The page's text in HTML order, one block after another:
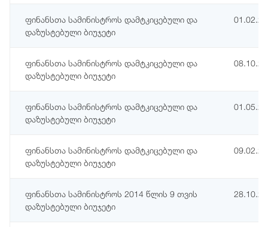
ფინანსთა სამინისტროს დამტკიცებული და
დაზუსტებული ბიუჯეტი
ფინანსთა სამინისტროს დამტკიცებული და
დაზუსტებული ბიუჯეტი
ფინანსთა სამინისტროს დამტკიცებული და
დაზუსტებული ბიუჯეტი
ფინანსთა სამინისტროს დამტკიცებული და
დაზუსტებული ბიუჯეტი
ფინანსთა სამინისტროს 2014 წლის 9 თვის
დაზუსტებული ბიუჯეტი